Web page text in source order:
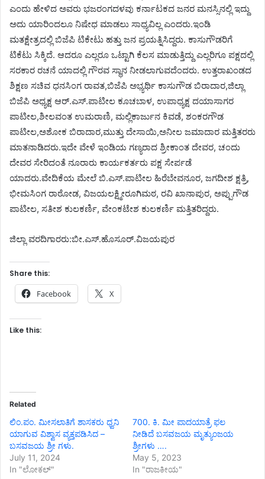
ಎಂದು ಹೇಳಿದ ಅವರು ಭಜರಂಗದಳವು ಕರ್ನಾಟಕದ ಜನರ ಮನಸ್ಸಿನಲ್ಲಿ ಇದ್ದು
ಅದು ಯಾರಿಂದಲೂ ನಿಷೇಧ ಮಾಡಲು ಸಾಧ್ಯವಿಲ್ಲ ಎಂದರು.ಇಂಡಿ
ಮತಕ್ಷೇತ್ರದಲ್ಲಿ ಬಿಜೆಪಿ ಟಿಕೇಟು ಹತ್ತು ಜನ ಪ್ರಯತ್ನಿಸಿದ್ದರು. ಕಾಸುಗೌಡರಿಗೆ
ಟಿಕೆಟು ಸಿಕ್ಕಿದೆ. ಆದರೂ ಎಲ್ಲರೂ ಒಟ್ಟಾಗಿ ಕೆಲಸ ಮಾಡುತ್ತಿದ್ದು ಎಲ್ಲರಿಗೂ ಪಕ್ಷದಲ್ಲಿ
ಸರಕಾರ ರಚನೆ ಯಾದಲ್ಲಿ ಗೌರವ ಸ್ಥಾನ ನೀಡಲಾಗುವದೆಂದರು. ಉತ್ತರಾಖಂಡದ
ಶಿಕ್ಷಣ ಸಚಿವ ಧನಸಿಂಗ ರಾವತ,ಬಿಜೆಪಿ ಅಭ್ಯರ್ಥಿ ಕಾಸುಗೌಡ ಬಿರಾದಾರ,ಜಿಲ್ಲಾ
ಬಿಜೆಪಿ ಅಧ್ಯಕ್ಷ ಆರ್.ಎಸ್.ಪಾಟೀಲ ಕೂಚಬಾಳ, ಉಪಾಧ್ಯಕ್ಷ ದಯಾಸಾಗರ
ಪಾಟೀಲ,ಶೀಲವಂತ ಉಮರಾಣಿ, ಮಲ್ಲಿಕಾರ್ಜುನ ಕಿವಡೆ, ಶಂಕರಗೌಡ
ಪಾಟೀಲ,ಅಶೋಕ ಬಿರಾದಾರ,ಮುತ್ತು ದೇಸಾಯಿ,ಅನೀಲ ಜಮಾದಾರ ಮತ್ತಿತರರು
ಮಾತನಾಡಿದರು.ಇದೇ ವೇಳೆ ಇಂಡಿಯ ಗಣ್ಯರಾದ ಶ್ರೀಕಾಂತ ದೇವರ, ಚಂದು
ದೇವರ ಸೇರಿದಂತೆ ನೂರಾರು ಕಾರ್ಯಕರ್ತರು ಪಕ್ಷ ಸೇರ್ಪಡೆ
ಯಾದರು.ವೇದಿಕೆಯ ಮೇಲೆ ಬಿ.ಎಸ್.ಪಾಟೀಲ ಹಿರೆಬೇವನೂರ, ಜಗದೀಶ ಕ್ಷತ್ರಿ,
ಭೀಮಸಿಂಗ ರಾಠೋಡ, ವಿಜಯಲಕ್ಷ್ಮೀರೂಗಿಮಠ, ರವಿ ಖಾನಾಪುರ, ಅಪ್ಪುಗೌಡ
ಪಾಟೀಲ, ಸತೀಶ ಕುಲಕರ್ಣಿ, ವೇಂಕಟೇಶ ಕುಲಕರ್ಣಿ ಮತ್ತಿತರಿದ್ದರು.
ಜಿಲ್ಲಾ ವರದಿಗಾರರು:ಬೀ.ಎಸ್.ಹೊಸೂರ್.ವಿಜಯಪುರ
Share this:
Facebook X
Like this:
Related
ಲಿಂ.ಪಂ. ಮೀಸಲಾತಿಗೆ ಶಾಸಕರು ಧ್ವನಿ
ಯಾಗುವ ವಿಶ್ವಾಸ ವ್ಯಕ್ತಪಡಿಸಿದ –
ಬಸವಜಯ ಶ್ರೀ ಗಳು.
July 11, 2024
In "ಲೋಕಲ್"
700. ಕಿ. ಮೀ ಪಾದಯಾತ್ರೆ ಫಲ
ನೀಡಿದೆ ಬಸವಜಯ ಮೃತ್ಯುಂಜಯ
ಶ್ರೀಗಳು ….
May 5, 2023
In "ರಾಜಕೀಯ"